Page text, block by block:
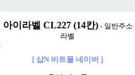
아이라벨 CL227 (14칸)- 일반주소
라벨
[ 샵N 비트몰 네이버 ]